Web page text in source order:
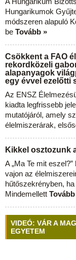
Hungarikumok
módszeren alapuló
be Tovább »
Csökkent a FAO
rekordközeli
alapanyagok
egy évvel ezelőtti
Az ENSZ
kiadta legfrissebb
mutatójáról, amely
élelmiszerárak,
Kikkel osztozunk
A „Ma Te mit
vajon az
hűtőszekrényben,
Mindemellett
VIDEÓ: VÁR A
EGYETEM